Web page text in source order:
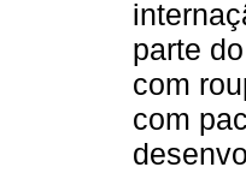
parte
com
com